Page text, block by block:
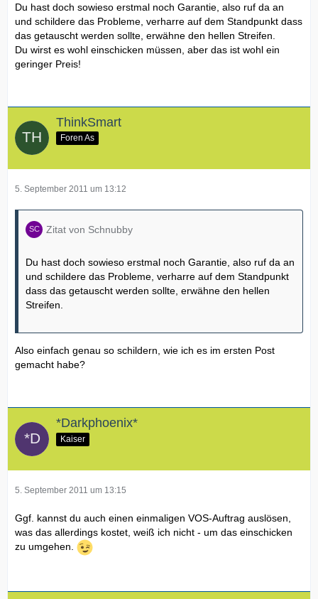
Du hast doch sowieso erstmal noch Garantie, also ruf da an
und schildere das Probleme, verharre auf dem Standpunkt dass
das getauscht werden sollte, erwähne den hellen Streifen.
Du wirst es wohl einschicken müssen, aber das ist wohl ein
geringer Preis!
ThinkSmart
Foren As
5. September 2011 um 13:12
Zitat von Schnubby
Du hast doch sowieso erstmal noch Garantie, also ruf da an
und schildere das Probleme, verharre auf dem Standpunkt
dass das getauscht werden sollte, erwähne den hellen
Streifen.
Also einfach genau so schildern, wie ich es im ersten Post
gemacht habe?
*Darkphoenix*
Kaiser
5. September 2011 um 13:15
Ggf. kannst du auch einen einmaligen VOS-Auftrag auslösen,
was das allerdings kostet, weiß ich nicht - um das einschicken
zu umgehen.